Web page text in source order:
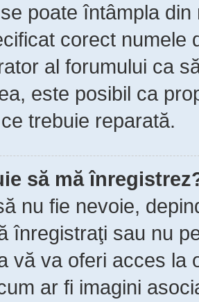
poate întâmpla
corect numele
al forumului ca
este posibil ca
trebuie reparată.
să mă
nu fie nevoie,
înregistraţi sau nu
vă va oferi acces la
ar fi imagini